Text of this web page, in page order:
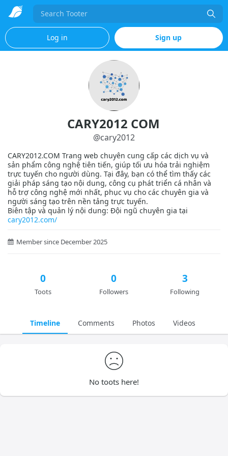
Search
Log in Sign up
CARY2012 COM
@cary2012
CARY2012.COM Trang web chuyên cung cấp các dịch vụ và
sản phẩm công nghệ tiên tiến, giúp tối ưu hóa trải nghiệm
trực tuyến cho người dùng. Tại đây, bạn có thể tìm thấy các
giải pháp sáng tạo nội dung, công cụ phát triển cá nhân và
hỗ trợ công nghệ mới nhất, phục vụ cho các chuyên gia và
người sáng tạo trên nền tảng trực tuyến.
Biên tập và quản lý nội dung: Đội ngũ chuyên gia tại
cary2012.com/
Member since December 2025
0
Toots
0
Followers
3
Following
Timeline Comments Photos Videos
No toots here!